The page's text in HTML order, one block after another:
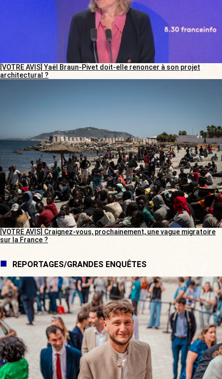
[VOTRE AVIS] Yaël Braun-Pivet doit-elle renoncer à son projet
architectural ?
[VOTRE AVIS] Craignez-vous, prochainement, une vague migratoire
sur la France ?
REPORTAGES/GRANDES ENQUÊTES